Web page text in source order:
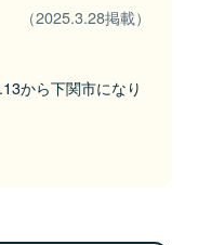
（2025.3.28掲載）
から下関市になり